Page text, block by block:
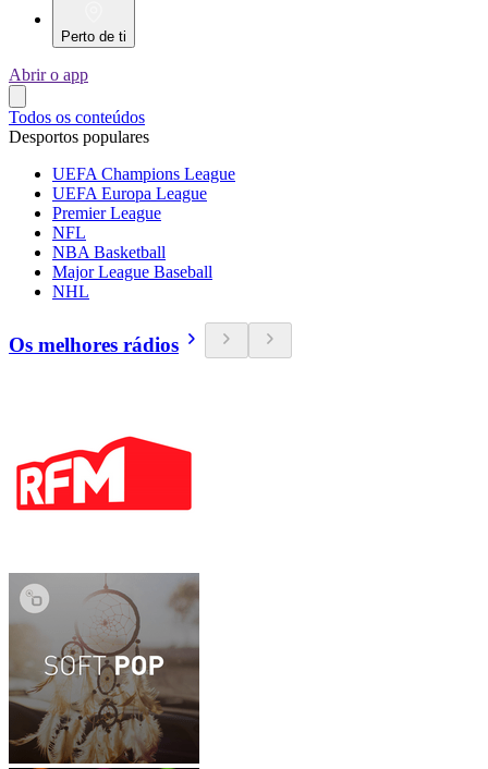
Perto de ti
Abrir o app
Todos os conteúdos
Desportos populares
UEFA Champions League
UEFA Europa League
Premier League
NFL
NBA Basketball
Major League Baseball
NHL
Os melhores rádios